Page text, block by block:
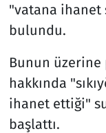
"vatana ihanet
bulundu.
Bunun üzerine
hakkında
ihanet ettiği"
başlattı.